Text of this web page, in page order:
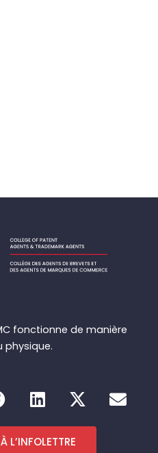
fonctionne de manière
physique.
L
i
n
k
X
-
t
E
n
L’INFOLETTRE